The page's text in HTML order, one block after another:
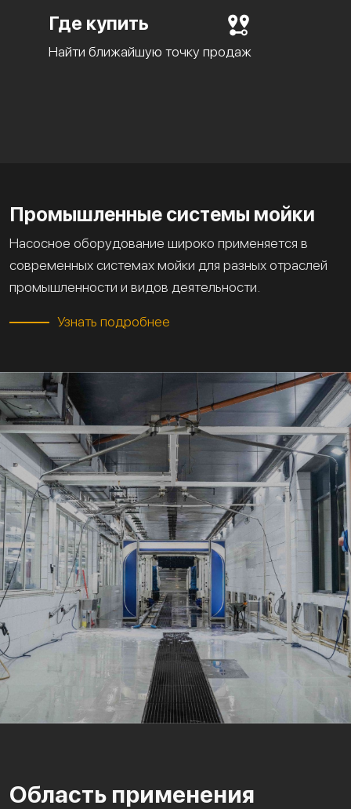
Где купить
Найти ближайшую точку продаж
Промышленные системы мойки
Насосное оборудование широко применяется в
современных системах мойки для разных отраслей
промышленности и видов деятельности.
Узнать подробнее
Область применения